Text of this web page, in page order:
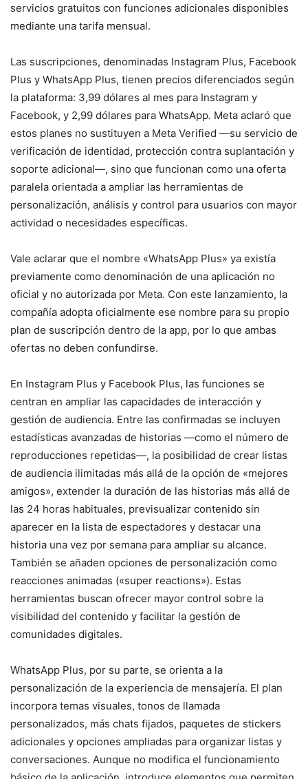
servicios gratuitos con funciones adicionales disponibles
mediante una tarifa mensual.
Las suscripciones, denominadas Instagram Plus, Facebook
Plus y WhatsApp Plus, tienen precios diferenciados según
la plataforma: 3,99 dólares al mes para Instagram y
Facebook, y 2,99 dólares para WhatsApp. Meta aclaró que
estos planes no sustituyen a Meta Verified —su servicio de
verificación de identidad, protección contra suplantación y
soporte adicional—, sino que funcionan como una oferta
paralela orientada a ampliar las herramientas de
personalización, análisis y control para usuarios con mayor
actividad o necesidades específicas.
Vale aclarar que el nombre «WhatsApp Plus» ya existía
previamente como denominación de una aplicación no
oficial y no autorizada por Meta. Con este lanzamiento, la
compañía adopta oficialmente ese nombre para su propio
plan de suscripción dentro de la app, por lo que ambas
ofertas no deben confundirse.
En Instagram Plus y Facebook Plus, las funciones se
centran en ampliar las capacidades de interacción y
gestión de audiencia. Entre las confirmadas se incluyen
estadísticas avanzadas de historias —como el número de
reproducciones repetidas—, la posibilidad de crear listas
de audiencia ilimitadas más allá de la opción de «mejores
amigos», extender la duración de las historias más allá de
las 24 horas habituales, previsualizar contenido sin
aparecer en la lista de espectadores y destacar una
historia una vez por semana para ampliar su alcance.
También se añaden opciones de personalización como
reacciones animadas («super reactions»). Estas
herramientas buscan ofrecer mayor control sobre la
visibilidad del contenido y facilitar la gestión de
comunidades digitales.
WhatsApp Plus, por su parte, se orienta a la
personalización de la experiencia de mensajería. El plan
incorpora temas visuales, tonos de llamada
personalizados, más chats fijados, paquetes de stickers
adicionales y opciones ampliadas para organizar listas y
conversaciones. Aunque no modifica el funcionamiento